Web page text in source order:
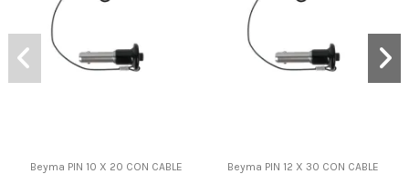
Beyma PIN 10 X 20 CON CABLE
Beyma PIN 12 X 30 CON CABLE